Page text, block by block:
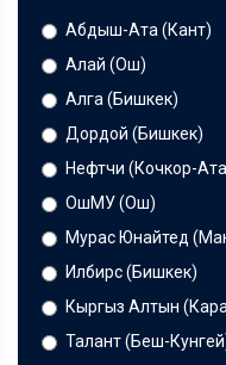
Абдыш-Ата (Кант)
Алай (Ош)
Алга (Бишкек)
Дордой (Бишкек)
Нефтчи (Кочкор-
ОшМУ (Ош)
Мурас Юнайтед
Илбирс (Бишкек)
Кыргыз Алтын
Талант (Беш-